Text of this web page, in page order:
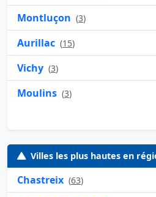
Montluçon (3)
Aurillac (15)
Vichy (3)
Moulins (3)
Villes les plus hautes en
Chastreix (63)